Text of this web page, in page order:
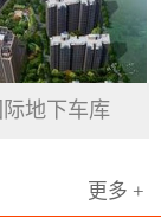
一块坚硬的
地下车库
更多 +